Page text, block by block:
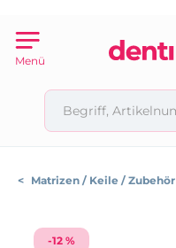
Menü
< Matrizen / Keile / Zubehör
-12 %